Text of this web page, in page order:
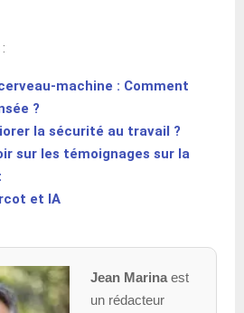
machine : Comment
?
la sécurité au travail ?
sur les témoignages sur la
et IA
Jean Marinaest
un rédacteur